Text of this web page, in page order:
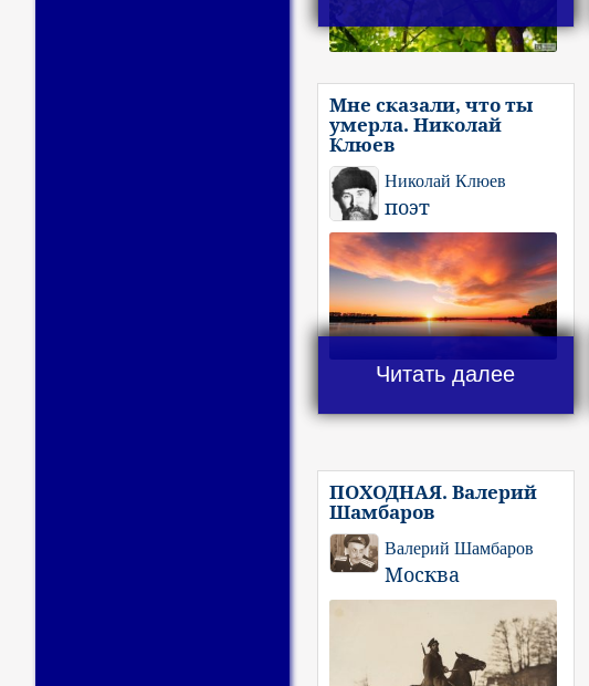
Мне сказали, что ты
умерла. Николай
Клюев
Николай Клюев
поэт
Читать далее
ПОХОДНАЯ. Валерий
Шамбаров
Валерий Шамбаров
Москва